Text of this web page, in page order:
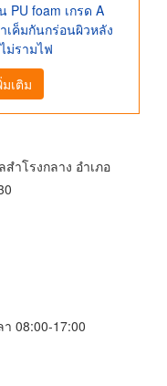
foam เกรด A
ค็มกันกร่อนผิวหลัง
ม่รามไฟ
เติม
ำโรงกลาง อำเภอ
08:00-17:00